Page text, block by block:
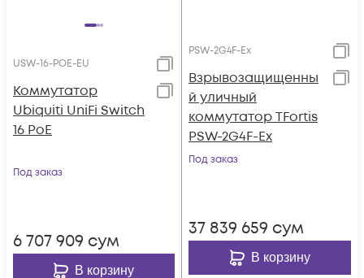
USW-16-POE-EU
Коммутатор
Ubiquiti UniFi Switch
16 PoE
Под заказ
6 707 909 сум
В корзину
PSW-2G4F-Ex
Взрывозащищенны
й уличный
коммутатор TFortis
PSW-2G4F-Ex
Под заказ
37 839 659 сум
В корзину